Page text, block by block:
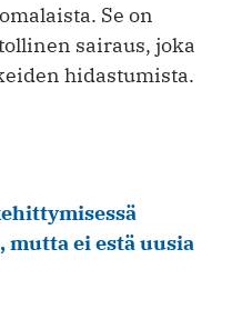
Se on
sairaus, joka
hidastumista.
ei estä uusia